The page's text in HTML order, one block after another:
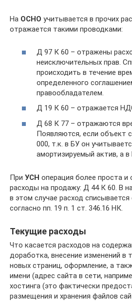
На ОСНО учитывается в прочих
отражается такими проводками:
Д 97 К 60 – отражены
неисключительных прав.
происходить в течение
определенного
правообладателем.
Д 19 К 60 – отражается
Д 68 К 77 – отражаются
Появляются, если объект
000, т.к. в БУ он
амортизируемый актив, а в
При УСН операция более проста и
расходы на продажу: Д 44 К 60. В
в этом случае расход
согласно пп. 19 п. 1 ст. 346.16 НК.
Текущие расходы
Что касается расходов на
доработка, внесение изменений в
новых страниц, оформление, а
имени (адрес сайта в сети,
хостинга (это фактически
размещения и хранения файлов